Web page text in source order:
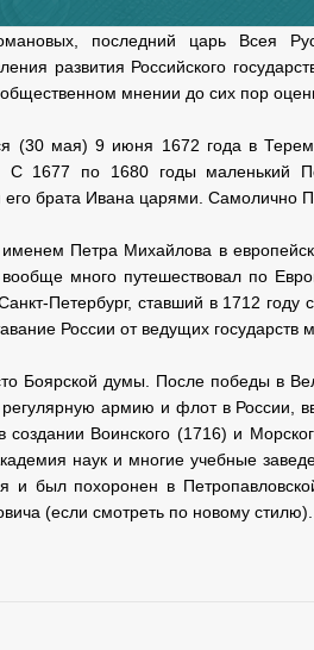
последний царь Всея
развития Российского
мнении до сих пор
(30 мая) 9 июня 1672 года в
1677 по 1680 годы маленький
брата Ивана царями. Самолично
Петра Михайлова в
много путешествовал по
Петербург, ставший в 1712
России от ведущих государств
Боярской думы. После победы в
армию и флот в России,
создании Воинского (1716) и
наук и многие учебные
и был похоронен в
(если смотреть по новому стилю).